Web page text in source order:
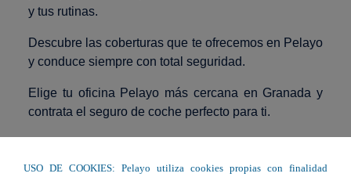
y tus rutinas.
Descubre las coberturas que te ofrecemos en Pelayo
y conduce siempre con total seguridad.
Elige tu oficina Pelayo más cercana en Granada y
contrata el seguro de coche perfecto para ti.
USO DE COOKIES: Pelayo utiliza cookies propias con finalidad